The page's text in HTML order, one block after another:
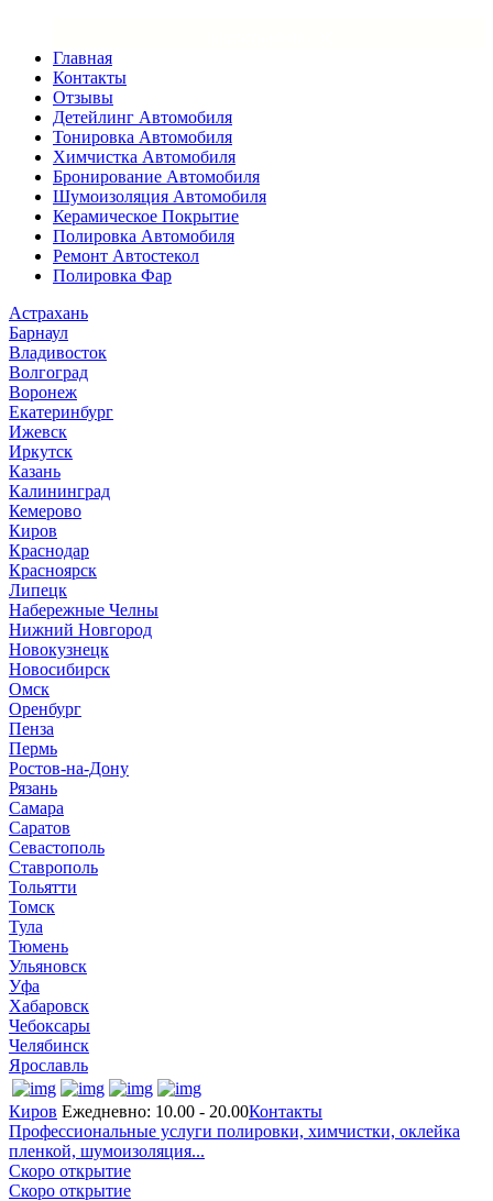
Главная
Контакты
Отзывы
Детейлинг Автомобиля
Тонировка Автомобиля
Химчистка Автомобиля
Бронирование Автомобиля
Шумоизоляция Автомобиля
Керамическое Покрытие
Полировка Автомобиля
Ремонт Автостекол
Полировка Фар
Астрахань
Барнаул
Владивосток
Волгоград
Воронеж
Екатеринбург
Ижевск
Иркутск
Казань
Калининград
Кемерово
Киров
Краснодар
Красноярск
Липецк
Набережные Челны
Нижний Новгород
Новокузнецк
Новосибирск
Омск
Оренбург
Пенза
Пермь
Ростов-на-Дону
Рязань
Самара
Саратов
Севастополь
Ставрополь
Тольятти
Томск
Тула
Тюмень
Ульяновск
Уфа
Хабаровск
Чебоксары
Челябинск
Ярославль
Киров Ежедневно: 10.00 - 20.00Контакты
Профессиональные услуги полировки, химчистки, оклейка
пленкой, шумоизоляция...
Скоро открытие
Скоро открытие